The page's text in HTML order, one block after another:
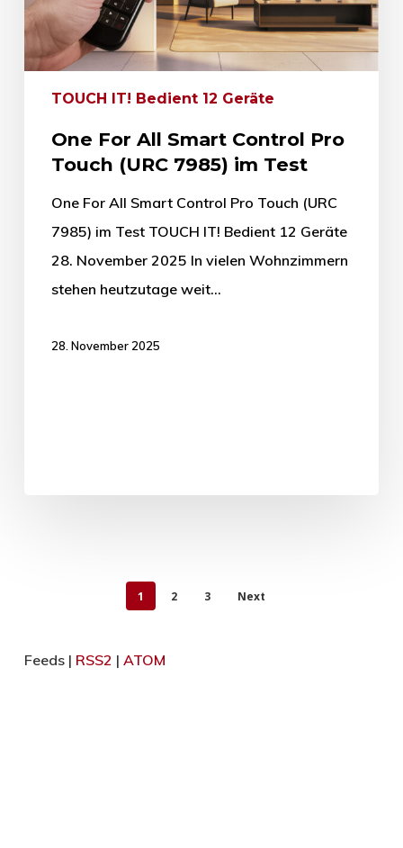
TOUCH IT! Bedient 12 Geräte
One For All Smart Control Pro
Touch (URC 7985) im Test
One For All Smart Control Pro Touch (URC
7985) im Test TOUCH IT! Bedient 12 Geräte
28. November 2025 In vielen Wohnzimmern
stehen heutzutage weit…
28. November 2025
1 2 3 Next
Feeds | RSS2 | ATOM